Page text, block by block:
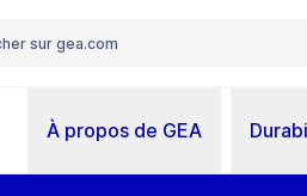
À propos de GEA